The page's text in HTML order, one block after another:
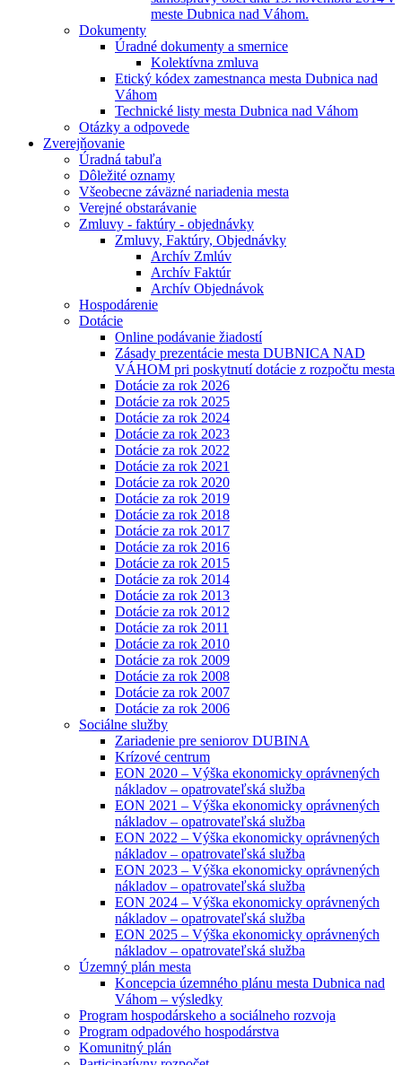
meste Dubnica nad Váhom.
Dokumenty
Úradné dokumenty a smernice
Kolektívna zmluva
Etický kódex zamestnanca mesta Dubnica nad
Váhom
Technické listy mesta Dubnica nad Váhom
Otázky a odpovede
Zverejňovanie
Úradná tabuľa
Dôležité oznamy
Všeobecne záväzné nariadenia mesta
Verejné obstarávanie
Zmluvy - faktúry - objednávky
Zmluvy, Faktúry, Objednávky
Archív Zmlúv
Archív Faktúr
Archív Objednávok
Hospodárenie
Dotácie
Online podávanie žiadostí
Zásady prezentácie mesta DUBNICA NAD
VÁHOM pri poskytnutí dotácie z rozpočtu mesta
Dotácie za rok 2026
Dotácie za rok 2025
Dotácie za rok 2024
Dotácie za rok 2023
Dotácie za rok 2022
Dotácie za rok 2021
Dotácie za rok 2020
Dotácie za rok 2019
Dotácie za rok 2018
Dotácie za rok 2017
Dotácie za rok 2016
Dotácie za rok 2015
Dotácie za rok 2014
Dotácie za rok 2013
Dotácie za rok 2012
Dotácie za rok 2011
Dotácie za rok 2010
Dotácie za rok 2009
Dotácie za rok 2008
Dotácie za rok 2007
Dotácie za rok 2006
Sociálne služby
Zariadenie pre seniorov DUBINA
Krízové centrum
EON 2020 – Výška ekonomicky oprávnených
nákladov – opatrovateľská služba
EON 2021 – Výška ekonomicky oprávnených
nákladov – opatrovateľská služba
EON 2022 – Výška ekonomicky oprávnených
nákladov – opatrovateľská služba
EON 2023 – Výška ekonomicky oprávnených
nákladov – opatrovateľská služba
EON 2024 – Výška ekonomicky oprávnených
nákladov – opatrovateľská služba
EON 2025 – Výška ekonomicky oprávnených
nákladov – opatrovateľská služba
Územný plán mesta
Koncepcia územného plánu mesta Dubnica nad
Váhom – výsledky
Program hospodárskeho a sociálneho rozvoja
Program odpadového hospodárstva
Komunitný plán